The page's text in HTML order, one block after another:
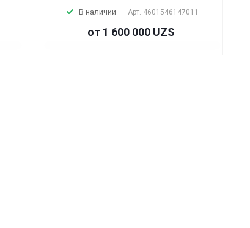
В наличии Арт. 4601546147011
от 1 600 000 UZS